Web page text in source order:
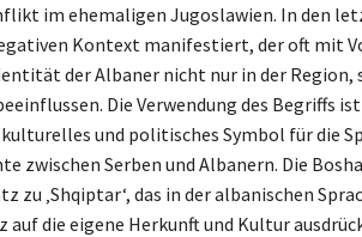
im ehemaligen Jugoslawien. In den
Kontext manifestiert, der oft mit
der Albaner nicht nur in der
Die Verwendung des Begriffs
und politisches Symbol für die
zwischen Serben und Albanern. Die
zu ‚Shqiptar‘, das in der albanischen
auf die eigene Herkunft und Kultur